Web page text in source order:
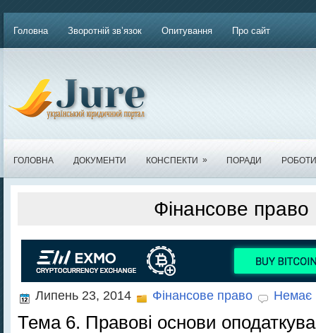
Головна Зворотній зв’язок Опитування Про сайт
ГОЛОВНА ДОКУМЕНТИ КОНСПЕКТИ » ПОРАДИ РОБОТИ
Фінансове право
Липень 23, 2014 Фінансове право Немає
Тема 6. Правові основи